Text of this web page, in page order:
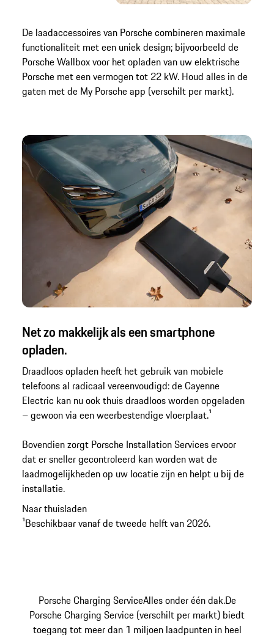
De laadaccessoires van Porsche combineren maximale
functionaliteit met een uniek design; bijvoorbeeld de
Porsche Wallbox voor het opladen van uw elektrische
Porsche met een vermogen tot 22 kW. Houd alles in de
gaten met de My Porsche app (verschilt per markt).
Net zo makkelijk als een smartphone
opladen.
Draadloos opladen heeft het gebruik van mobiele
telefoons al radicaal vereenvoudigd: de Cayenne
Electric kan nu ook thuis draadloos worden opgeladen
– gewoon via een weerbestendige vloerplaat.¹
Bovendien zorgt Porsche Installation Services ervoor
dat er sneller gecontroleerd kan worden wat de
laadmogelijkheden op uw locatie zijn en helpt u bij de
installatie.
Naar thuisladen
¹Beschikbaar vanaf de tweede helft van 2026.
Porsche Charging ServiceAlles onder één dak.De
Porsche Charging Service (verschilt per markt) biedt
toegang tot meer dan 1 miljoen laadpunten in heel